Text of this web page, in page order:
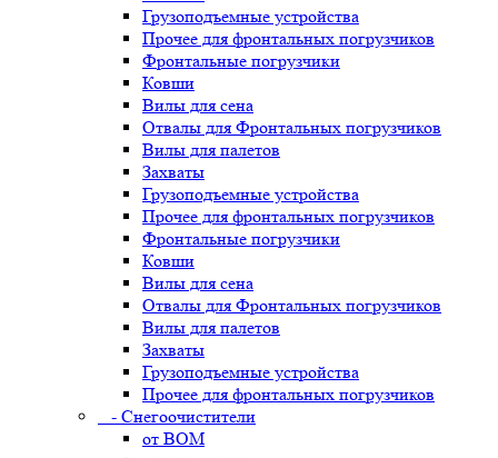
Грузоподъемные устройства
Прочее для фронтальных погрузчиков
Фронтальные погрузчики
Ковши
Вилы для сена
Отвалы для Фронтальных погрузчиков
Вилы для палетов
Захваты
Грузоподъемные устройства
Прочее для фронтальных погрузчиков
Фронтальные погрузчики
Ковши
Вилы для сена
Отвалы для Фронтальных погрузчиков
Вилы для палетов
Захваты
Грузоподъемные устройства
Прочее для фронтальных погрузчиков
- Снегоочистители
от ВОМ